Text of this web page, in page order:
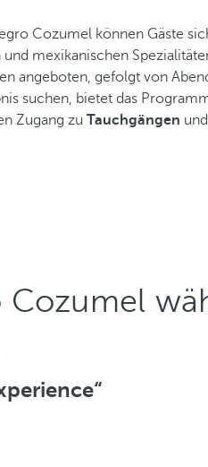
Cozumel können Gäste
mexikanischen
angeboten, gefolgt von
suchen, bietet das
Zugang zu Tauchgängen